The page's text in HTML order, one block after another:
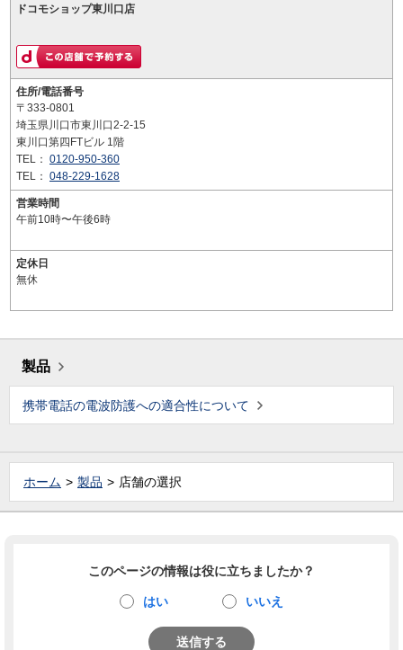
ドコモショップ東川口店
住所/電話番号
〒333-0801
埼玉県川口市東川口2-2-15
東川口第四FTビル 1階
TEL： 0120-950-360
TEL： 048-229-1628
営業時間
午前10時〜午後6時
定休日
無休
製品
携帯電話の電波防護への適合性について
ホーム 製品 店舗の選択
このページの情報は役に立ちましたか？
はい いいえ
送信する